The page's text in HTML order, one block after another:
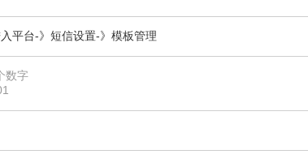
平台-》短信设置-》模板管理
数字